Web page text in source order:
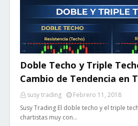
Doble Techo y Triple
Cambio de Tendencia en
susy trading
Febrero 11, 2018
Susy Trading El doble techo y el triple
chartistas muy con…